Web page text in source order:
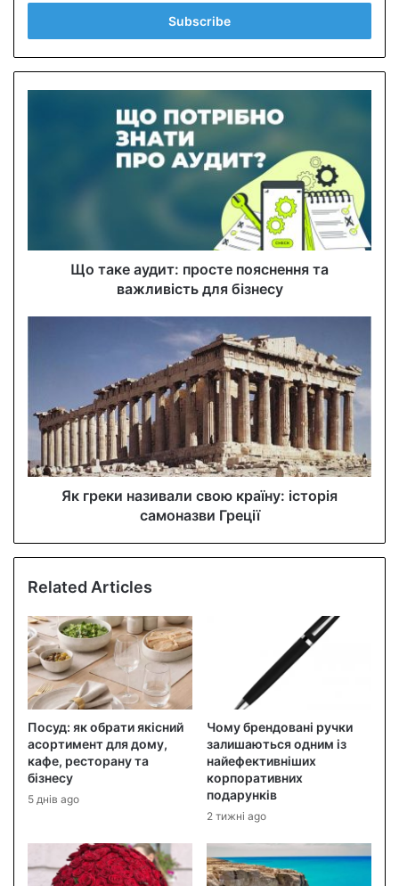
t
r
y
d
Що таке аудит: просте пояснення та
важливість для бізнесу
Як греки називали свою країну: історія
самоназви Греції
Related Articles
Посуд: як обрати якісний
асортимент для дому,
кафе, ресторану та
бізнесу
5 днів ago
Чому брендовані ручки
залишаються одним із
найефективніших
корпоративних
подарунків
2 тижні ago